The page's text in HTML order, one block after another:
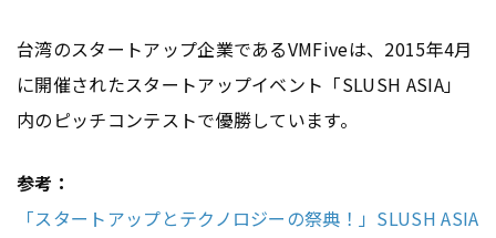
台湾のスタートアップ企業であるVMFiveは、2015年4月
に開催されたスタートアップイベント「SLUSH ASIA」
内のピッチコンテストで優勝しています。
参考：
「スタートアップとテクノロジーの祭典！」SLUSH ASIA